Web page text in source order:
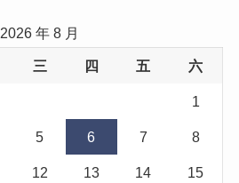
2026 年 8 月
三 四 五 六
1
5 6 7 8
12 13 14 15